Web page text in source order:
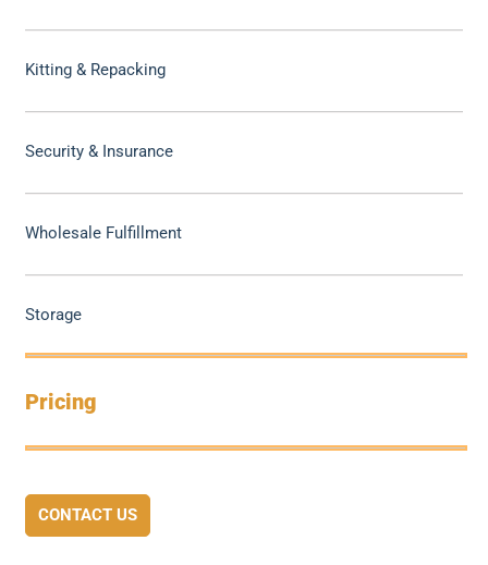
Kitting & Repacking
Security & Insurance
Wholesale Fulfillment
Storage
Pricing
CONTACT US